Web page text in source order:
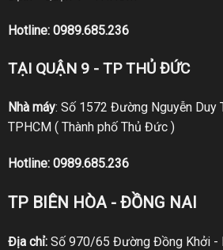
Hotline: 0989.685.236
TẠI QUẬN 9 - TP THỦ ĐỨC
Nhà máy: Số 1572 Đường Nguyễn Duy
TPHCM ( Thành phố Thủ Đức )
Hotline: 0989.685.236
TP BIÊN HÒA - ĐỒNG NAI
Địa chỉ:Số 970/65 Đường Đồng Khởi -